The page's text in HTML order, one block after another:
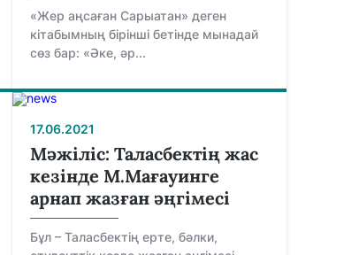
«Жер аңсаған Сарыатан» деген
кітабымның бірінші бетінде мынадай
сөз бар: «Әке, әр...
17.06.2021
Мәжіліс: Таласбектің жас
кезінде М.Мағауинге
арнап жазған әңгімесі
Бұл – Таласбектің ерте, бәлки,